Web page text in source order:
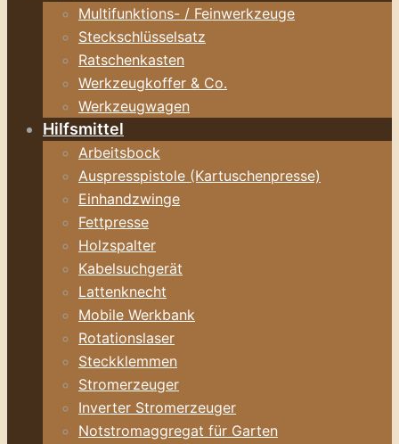
Multifunktions- / Feinwerkzeuge
Steckschlüsselsatz
Ratschenkasten
Werkzeugkoffer & Co.
Werkzeugwagen
Hilfsmittel
Arbeitsbock
Auspresspistole (Kartuschenpresse)
Einhandzwinge
Fettpresse
Holzspalter
Kabelsuchgerät
Lattenknecht
Mobile Werkbank
Rotationslaser
Steckklemmen
Stromerzeuger
Inverter Stromerzeuger
Notstromaggregat für Garten